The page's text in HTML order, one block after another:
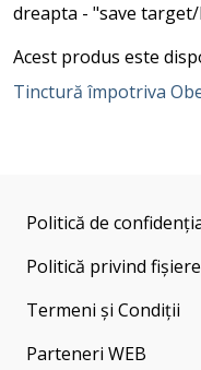
dreapta - "save
Acest produs este
Tinctură împotriva
Politică de
Politică privind
Termeni și Condiții
Parteneri WEB